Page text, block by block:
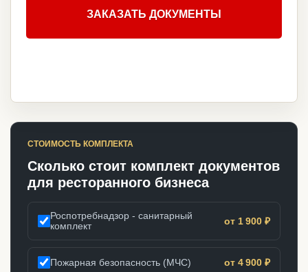
ЗАКАЗАТЬ ДОКУМЕНТЫ
СТОИМОСТЬ КОМПЛЕКТА
Сколько стоит комплект документов
для ресторанного бизнеса
Роспотребнадзор - санитарный
комплект
от 1 900 ₽
Пожарная безопасность (МЧС) от 4 900 ₽